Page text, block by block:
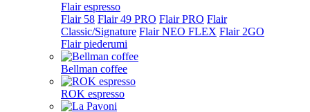
Flair espresso
Flair 58 Flair 49 PRO Flair PRO Flair
Classic/Signature Flair NEO FLEX Flair 2GO
Flair piederumi
Bellman coffee
ROK espresso